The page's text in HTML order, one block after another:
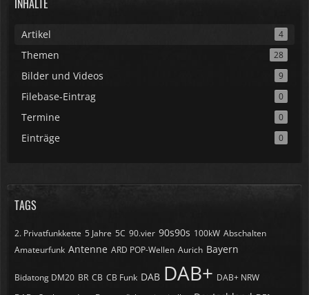
INHALTE
Artikel 4
Themen 28
Bilder und Videos 9
Filebase-Eintrag 0
Termine 0
Einträge 0
TAGS
2. Privatfunkkette 5 Jahre 5C 90.vier 90s90s 100kW Abschalten
Amateurfunk Antenne ARD POP-Wellen Aurich Bayern
Bidatong DM20 BR CB CB Funk DAB DAB+ DAB+ NRW